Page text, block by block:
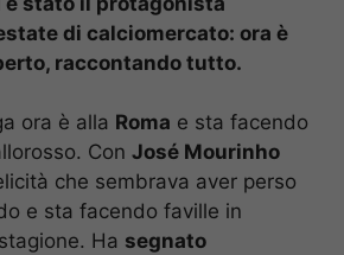
di calciomercato: ora è
raccontando tutto.
ora è alla Roma e sta facendo
Con José Mourinho
che sembrava aver perso
e sta facendo faville in
Ha segnato